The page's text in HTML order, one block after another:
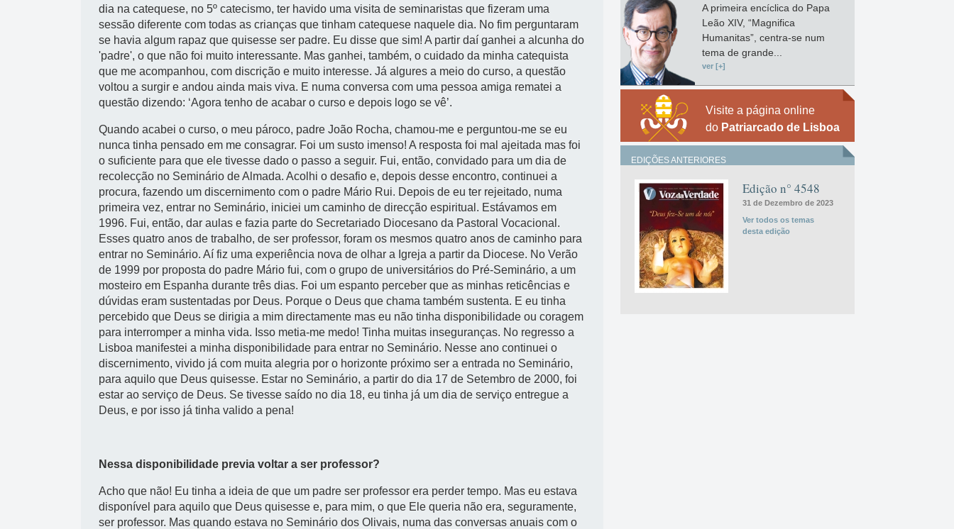
dia na catequese, no 5º catecismo, ter havido uma visita de seminaristas que fizeram uma
sessão diferente com todas as crianças que tinham catequese naquele dia. No fim perguntaram
se havia algum rapaz que quisesse ser padre. Eu disse que sim! A partir daí ganhei a alcunha do
'padre', o que não foi muito interessante. Mas ganhei, também, o cuidado da minha catequista
que me acompanhou, com discrição e muito interesse. Já algures a meio do curso, a questão
voltou a surgir e andou ainda mais viva. E numa conversa com uma pessoa amiga rematei a
questão dizendo: ‘Agora tenho de acabar o curso e depois logo se vê’.
Quando acabei o curso, o meu pároco, padre João Rocha, chamou-me e perguntou-me se eu
nunca tinha pensado em me consagrar. Foi um susto imenso! A resposta foi mal ajeitada mas foi
o suficiente para que ele tivesse dado o passo a seguir. Fui, então, convidado para um dia de
recolecção no Seminário de Almada. Acolhi o desafio e, depois desse encontro, continuei a
procura, fazendo um discernimento com o padre Mário Rui. Depois de eu ter rejeitado, numa
primeira vez, entrar no Seminário, iniciei um caminho de direcção espiritual. Estávamos em
1996. Fui, então, dar aulas e fazia parte do Secretariado Diocesano da Pastoral Vocacional.
Esses quatro anos de trabalho, de ser professor, foram os mesmos quatro anos de caminho para
entrar no Seminário. Aí fiz uma experiência nova de olhar a Igreja a partir da Diocese. No Verão
de 1999 por proposta do padre Mário fui, com o grupo de universitários do Pré-Seminário, a um
mosteiro em Espanha durante três dias. Foi um espanto perceber que as minhas reticências e
dúvidas eram sustentadas por Deus. Porque o Deus que chama também sustenta. E eu tinha
percebido que Deus se dirigia a mim directamente mas eu não tinha disponibilidade ou coragem
para interromper a minha vida. Isso metia-me medo! Tinha muitas inseguranças. No regresso a
Lisboa manifestei a minha disponibilidade para entrar no Seminário. Nesse ano continuei o
discernimento, vivido já com muita alegria por o horizonte próximo ser a entrada no Seminário,
para aquilo que Deus quisesse. Estar no Seminário, a partir do dia 17 de Setembro de 2000, foi
estar ao serviço de Deus. Se tivesse saído no dia 18, eu tinha já um dia de serviço entregue a
Deus, e por isso já tinha valido a pena!
Nessa disponibilidade previa voltar a ser professor?
Acho que não! Eu tinha a ideia de que um padre ser professor era perder tempo. Mas eu estava
disponível para aquilo que Deus quisesse e, para mim, o que Ele queria não era, seguramente,
ser professor. Mas quando estava no Seminário dos Olivais, numa das conversas anuais com o
A primeira encíclica do Papa
Leão XIV, “Magnifica
Humanitas”, centra-se num
tema de grande...
ver [+]
Visite a página online
do Patriarcado de Lisboa
EDIÇÕES ANTERIORES
Edição n° 4548
31 de Dezembro de 2023
Ver todos os temas
desta edição